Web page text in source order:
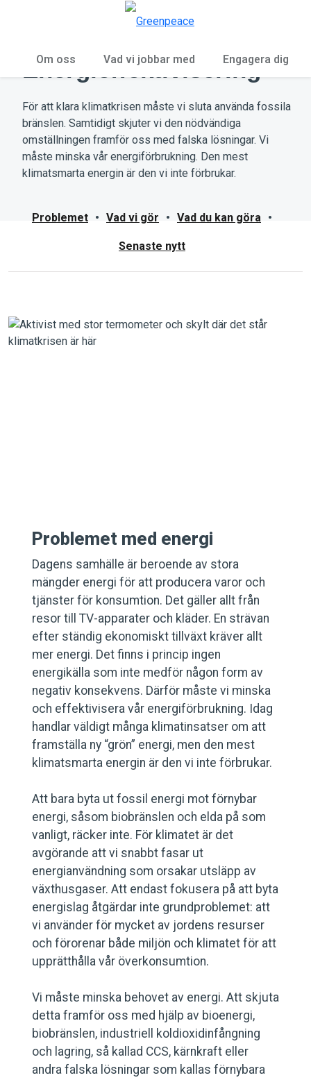
Om oss Vad vi jobbar med Engagera dig
Energieffektivisering
För att klara klimatkrisen måste vi sluta använda fossila
bränslen. Samtidigt skjuter vi den nödvändiga
omställningen framför oss med falska lösningar. Vi
måste minska vår energiförbrukning. Den mest
klimatsmarta energin är den vi inte förbrukar.
Problemet • Vad vi gör • Vad du kan göra •
Senaste nytt
Problemet med energi
Dagens samhälle är beroende av stora
mängder energi för att producera varor och
tjänster för konsumtion. Det gäller allt från
resor till TV-apparater och kläder. En strävan
efter ständig ekonomiskt tillväxt kräver allt
mer energi. Det finns i princip ingen
energikälla som inte medför någon form av
negativ konsekvens. Därför måste vi minska
och effektivisera vår energiförbrukning. Idag
handlar väldigt många klimatinsatser om att
framställa ny “grön” energi, men den mest
klimatsmarta energin är den vi inte förbrukar.
Att bara byta ut fossil energi mot förnybar
energi, såsom biobränslen och elda på som
vanligt, räcker inte. För klimatet är det
avgörande att vi snabbt fasar ut
energianvändning som orsakar utsläpp av
växthusgaser. Att endast fokusera på att byta
energislag åtgärdar inte grundproblemet: att
vi använder för mycket av jordens resurser
och förorenar både miljön och klimatet för att
upprätthålla vår överkonsumtion.
Vi måste minska behovet av energi. Att skjuta
detta framför oss med hjälp av bioenergi,
biobränslen, industriell koldioxidinfångning
och lagring, så kallad CCS, kärnkraft eller
andra falska lösningar som kallas förnybara